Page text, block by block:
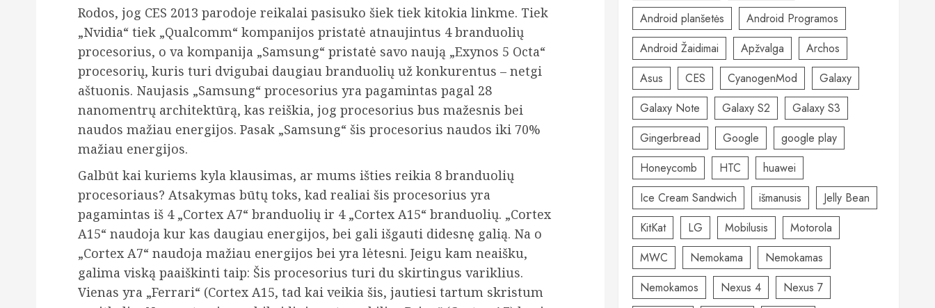
Rodos, jog CES 2013 parodoje reikalai pasisuko šiek tiek kitokia linkme. Tiek
„Nvidia“ tiek „Qualcomm“ kompanijos pristatė atnaujintus 4 branduolių
procesorius, o va kompanija „Samsung“ pristatė savo naują „Exynos 5 Octa“
procesorių, kuris turi dvigubai daugiau branduolių už konkurentus – netgi
aštuonis. Naujasis „Samsung“ procesorius yra pagamintas pagal 28
nanomentrų architektūrą, kas reiškia, jog procesorius bus mažesnis bei
naudos mažiau energijos. Pasak „Samsung“ šis procesorius naudos iki 70%
mažiau energijos.
Galbūt kai kuriems kyla klausimas, ar mums išties reikia 8 branduolių
procesoriaus? Atsakymas būtų toks, kad realiai šis procesorius yra
pagamintas iš 4 „Cortex A7“ branduolių ir 4 „Cortex A15“ branduolių. „Cortex
A15“ naudoja kur kas daugiau energijos, bei gali išgauti didesnę galią. Na o
„Cortex A7“ naudoja mažiau energijos bei yra lėtesni. Jeigu kam neaišku,
galima viską paaiškinti taip: Šis procesorius turi du skirtingus variklius.
Vienas yra „Ferrari“ (Cortex A15, tad kai veikia šis, jautiesi tartum skristum
Android planšetės
Android Programos
Android Žaidimai
Apžvalga
Archos
Asus
CES CyanogenMod
Galaxy
Galaxy Note
Galaxy S2
Galaxy S3
Gingerbread
Google
google play
Honeycomb
HTC
huawei
Ice Cream Sandwich
išmanusis
Jelly Bean
KitKat
LG Mobilusis
Motorola
MWC
Nemokama
Nemokamas
Nemokamos
Nexus 4
Nexus 7